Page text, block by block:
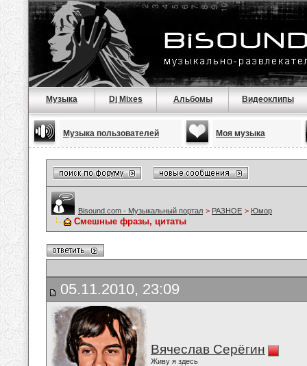
Музыка Dj Mixes Альбомы Видеоклипы
Музыка пользователей Моя музыка
Bisound.com - Музыкальный портал > РАЗНОЕ > Юмор
Смешные фразы, цитаты
05.11.2010, 23:09
Вячеслав Серёгин
Живу я здесь